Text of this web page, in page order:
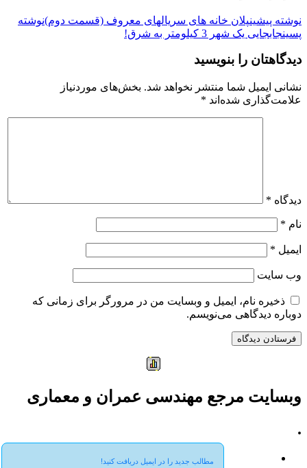
نوشته پیشینپلان خانه های سریالهای معروف (قسمت دوم)نوشته
پسینجابجایی یک شهر 3 کیلومتر به شرق!
دیدگاهتان را بنویسید
نشانی ایمیل شما منتشر نخواهد شد. بخش‌های موردنیاز
علامت‌گذاری شده‌اند *
دیدگاه *
نام *
ایمیل *
وب‌ سایت
ذخیره نام، ایمیل و وبسایت من در مرورگر برای زمانی که
دوباره دیدگاهی می‌نویسم.
مطالب جدید را در ایمیل دریافت کنید!
وبسایت مرجع مهندسی عمران و معماری
.